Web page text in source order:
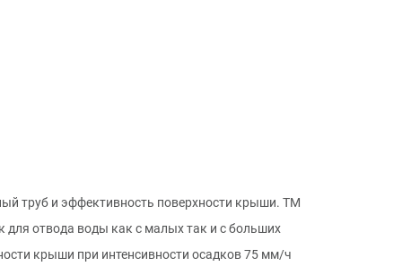
труб и эффективность поверхности крыши. ТМ
для отвода воды как с малых так и с больших
крыши при интенсивности осадков 75 мм/ч